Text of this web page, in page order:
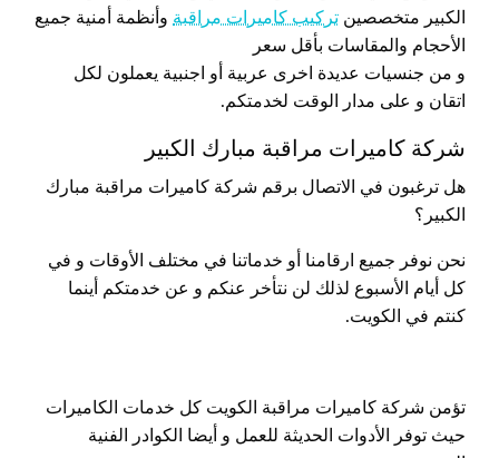
الكبير متخصصين تركيب كاميرات مراقبة وأنظمة أمنية جميع
الأحجام والمقاسات بأقل سعر
و من جنسيات عديدة اخرى عربية أو اجنبية يعملون لكل
اتقان و على مدار الوقت لخدمتكم.
شركة كاميرات مراقبة مبارك الكبير
هل ترغبون في الاتصال برقم شركة كاميرات مراقبة مبارك
الكبير؟
نحن نوفر جميع ارقامنا أو خدماتنا في مختلف الأوقات و في
كل أيام الأسبوع لذلك لن نتأخر عنكم و عن خدمتكم أينما
كنتم في الكويت.
تؤمن شركة كاميرات مراقبة الكويت كل خدمات الكاميرات
حيث توفر الأدوات الحديثة للعمل و أيضا الكوادر الفنية